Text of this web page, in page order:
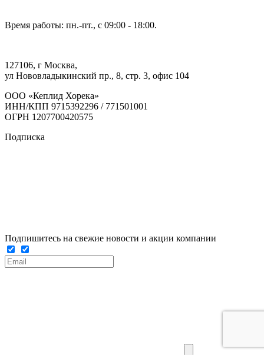
Время работы: пн.-пт., с 09:00 - 18:00.
127106, г Москва,
ул Нововладыкинский пр., 8, стр. 3, офис 104
ООО «Кеплид Хорека»
ИНН/КПП 9715392296 / 771501001
ОГРН 1207700420575
Подписка
Подпишитесь на свежие новости и акции компании